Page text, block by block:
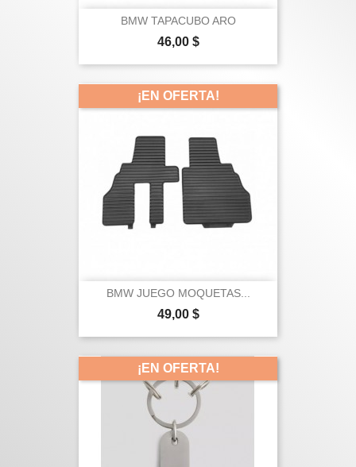
BMW TAPACUBO ARO
Precio
46,00 $
BMW JUEGO MOQUETAS...
Precio
49,00 $
¡EN OFERTA!
¡EN OFERTA!